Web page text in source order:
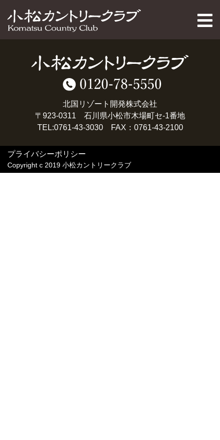
PAGE TOP
北国リゾート開発株式会社
〒923-0311 石川県小松市木場町セ-1番地
TEL:0761-43-3030 FAX：0761-43-2100
プライバシーポリシー
Copyright c 2019 小松カントリークラブ